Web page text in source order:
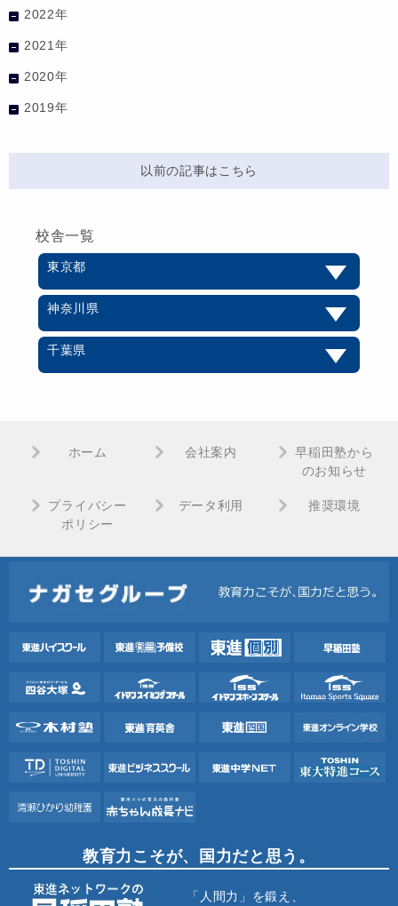
2022年
2021年
2020年
2019年
以前の記事はこちら
校舎一覧
東京都
神奈川県
千葉県
ホーム 会社案内
早稲田塾から
のお知らせ
プライバシー
ポリシー
データ利用 推奨環境
教育力こそが、国力だと思う。
「人間力」を鍛え、